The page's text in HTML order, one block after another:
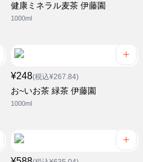
健康ミネラル麦茶 伊藤園
1000ml
¥248(税込¥267.84)
お~いお茶 緑茶 伊藤園
1000ml